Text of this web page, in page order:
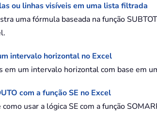
ou linhas visíveis em uma lista filtrada
uma fórmula baseada na função
intervalo horizontal no Excel
em um intervalo horizontal com base em
com a função SE no Excel
usar a lógica SE com a função